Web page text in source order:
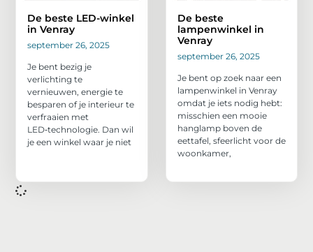
De beste LED-winkel
in Venray
september 26, 2025
Je bent bezig je
verlichting te
vernieuwen, energie te
besparen of je interieur te
verfraaien met
LED‑technologie. Dan wil
je een winkel waar je niet
De beste
lampenwinkel in
Venray
september 26, 2025
Je bent op zoek naar een
lampenwinkel in Venray
omdat je iets nodig hebt:
misschien een mooie
hanglamp boven de
eettafel, sfeerlicht voor de
woonkamer,